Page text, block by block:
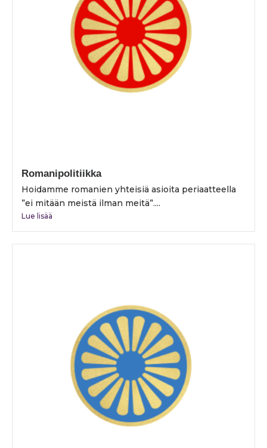
Romanipolitiikka
Hoidamme romanien yhteisiä asioita periaatteella
”ei mitään meistä ilman meitä”....
Lue lisää